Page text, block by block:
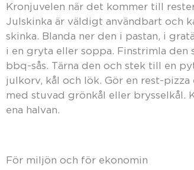
Kronjuvelen när det kommer till
Julskinka är väldigt användbart och
skinka. Blanda ner den i pastan, i
i en gryta eller soppa. Finstrimla
bbq-sås. Tärna den och stek till en
julkorv, kål och lök. Gör en rest-
med stuvad grönkål eller brysselkål.
ena halvan.
För miljön och för ekonomin